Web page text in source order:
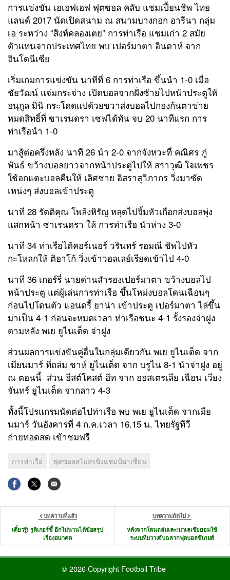
การแข่งขัน เอเอฟเอฟ ฟุตซอล คลับ แชมเปี้ยนชิพ ไทย
แลนด์ 2017 นัดเปิดสนาม ณ สนามบางกอก อารีนา กลุ่ม
เอ ระหว่าง “สิงห์คลองเตย” การท่าเรือ แชมเก่า 2 สมัย
ตัวแทนจากประเทศไทย พบ เปอร์มาตา อินดาห์ จาก
อินโดนีเซีย
เริ่มเกมการแข่งขัน นาทีที่ 6 การท่าเรือ ขึ้นนำ 1-0 เมื่อ
ชัยวัฒน์ แจ่มกระจ่าง เปิดบอลจากฝั่งซ้ายไปหน้าประตูให้
อนุกูล มินิ กระโดดแปด้วยขวาส่งบอลไปกองก้นตาข่าย
หมดสิทธิ์ที่ ซาเรนดรา เซฟได้ทัน จบ 20 นาทีแรก การ
ท่าเรือนำ 1-0
มาสู้ต่อครึ่งหลัง นาที 26 นำ 2-0 จากจังหวะที่ คณิศร ภู่
พันธ์ ขว้างบอลยาวจากหน้าประตูไปให้ สราวุฒิ ใจเพชร
ใช้อกแตะบอลคืนให้ เลิศชาย อิสราสุวิภากร วิ่งมาซัด
เหน่งๆ ส่งบอลเข้าประตู
นาที 28 รัตติคุณ โพล้งหิรัญ หลุดไปจิ้มหัวเกือกส่งบอลพุ่ง
แสกหน้า ซาเรนดรา ให้ การท่าเรือ นำห่าง 3-0
นาที 34 ท่าเรือได้คอร์เนอร์ วรินทร์ รอมณี ชิพไปหัว
กะโหลกให้ ติอาโก้ วิ่งเข้าวอลเลย์เรียดเข้าไป 4-0
นาที 36 เกอร์รี่ นายด่านสำรองเปอร์มาตา ขว้างบอลไป
หน้าประตู แต่ผู้เล่นการท่าเรือ ขึ้นโหม่งบอลโดนเฉือนๆ
ก่อนไปโดนตัว แอนดรี้ ยาน่า เข้าประตู เปอร์มาตา ไล่ขึ้น
มาเป็น 4-1 ก่อนจะหมดเวลา ท่าเรือชนะ 4-1 รั้งรองจ่าฝูง
ตามหลัง พเย ยูไนเต็ด จ่าฝูง
ส่วนผลการแข่งขันคู่อื่นในกลุ่มเดียวกัน พเย ยูไนเต็ด จาก
เมียนมาร์ ที่ถล่ม ชาห์ ยูไนเต็ด จาก บรูไน 8-1 นำจ่าฝูง อยู่
ณ ตอนนี้ ส่วน อีสต์โคสต์ ฮีท จาก ออสเตรเลีย เฉือน เวียง
จันทร์ ยูไนเต็ด จากลาว 4-3
ทั้งนี้โปรแกรมนัดต่อไปท่าเรือ พบ พเย ยูไนเต็ด จากเมีย
นมาร์ วันอังคารที่ 4 ก.ค.เวลา 16.15 น. ไทยรัฐทีวี
ถ่ายทอดสด เข้าชมฟรี
การท่าเรือ ฟุตซอลสโมสรชิงแชมป์อาเซียน
บทความที่แล้ว
เดี๋ยวรู้! รูดิเกอร์ชี้ อีกไม่นานได้ข้อสรุป
เรื่องอนาคต
บทความถัดไป
หลังจากโดนถล่มเละ!มาเลเซียยอมใช้
ระบบทีมวางจับฉลากฟุตบอลซีเกมส์
© 2026 Copyright Football Tribe